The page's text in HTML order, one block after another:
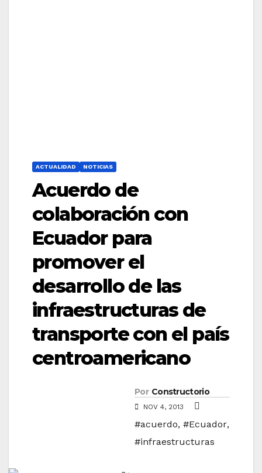
ACTUALIDAD NOTICIAS
Acuerdo de
colaboración con
Ecuador para
promover el
desarrollo de las
infraestructuras de
transporte con el país
centroamericano
Por Constructorio
NOV 4, 2013
#acuerdo, #Ecuador,
#infraestructuras